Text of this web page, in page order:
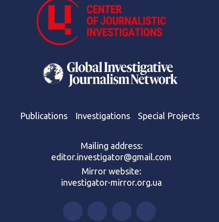
Publications Investigations Special Projects
Mailing address:
editor.investigator@gmail.com
Mirror website:
investigator-mirror.org.ua